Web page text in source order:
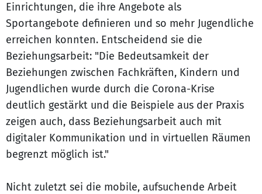
Einrichtungen, die ihre Angebote als
Sportangebote definieren und so mehr Jugendliche
erreichen konnten. Entscheidend sie die
Beziehungsarbeit: "Die Bedeutsamkeit der
Beziehungen zwischen Fachkräften, Kindern und
Jugendlichen wurde durch die Corona-Krise
deutlich gestärkt und die Beispiele aus der Praxis
zeigen auch, dass Beziehungsarbeit auch mit
digitaler Kommunikation und in virtuellen Räumen
begrenzt möglich ist."
Nicht zuletzt sei die mobile, aufsuchende Arbeit